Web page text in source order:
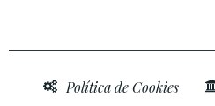
Política de Cookies